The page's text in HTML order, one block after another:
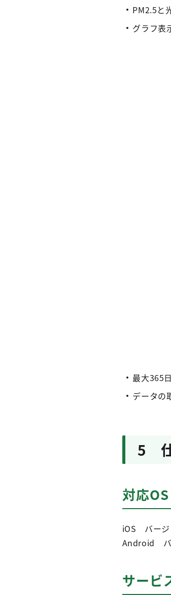
PM2.5と
グラフ表
最大365
データの
5
対応OS
iOS バージ
Android バ
サービ